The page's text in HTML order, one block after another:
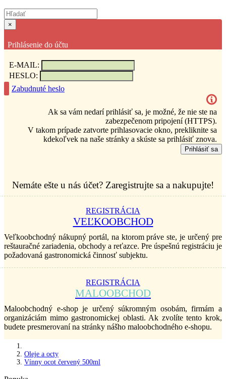
×
Prihlásenie do účtu
E-MAIL:
HESLO:
Zabudnuté heslo
Ak sa vám nedarí prihlásiť sa, je možné, že nie ste na
zabezpečenom pripojení (HTTPS).
V takom prípade zatvorte prihlasovacie okno, prekliknite sa
kdekoľvek na naše stránky a skúste sa prihlásiť znova.
Prihlásiť sa
Nemáte ešte u nás účet? Zaregistrujte sa a nakupujte!
REGISTRÁCIA
VEĽKOOBCHOD
Veľkoobchodný nákupný portál, na ktorom práve ste, je určený pre
reštauračné zariadenia, obchody a reťazce. Pre úspešnú registráciu je
požadovaná gastronomická činnosť subjektu.
REGISTRÁCIA
MALOOBCHOD
Maloobchodný e-shop je určený súkromným osobám, firmám a
organizáciám mimo gastronomickej oblasti. Ak zvolíte tento krok,
budete presmerovaní na stránky nášho maloobchodného e-shopu.
Oleje a octy
Vínny ocot červený 500ml